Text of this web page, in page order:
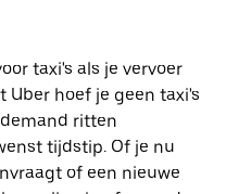
taxi's als je vervoer
Uber hoef je geen taxi's
ritten
tijdstip. Of je nu
of een nieuwe